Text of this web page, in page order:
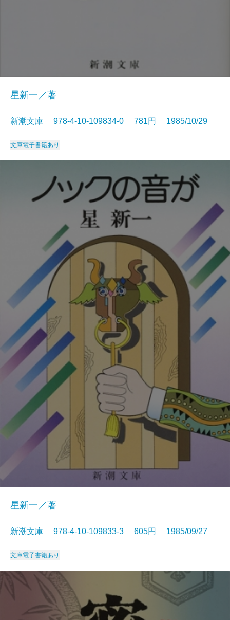
星新一／著
新潮文庫 978-4-10-109834-0 781円 1985/10/29
文庫電子書籍あり
星新一／著
新潮文庫 978-4-10-109833-3 605円 1985/09/27
文庫電子書籍あり